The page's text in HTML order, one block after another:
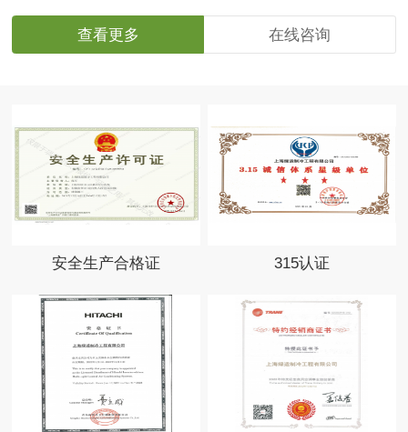
查看更多 在线咨询
安全生产合格证 315认证